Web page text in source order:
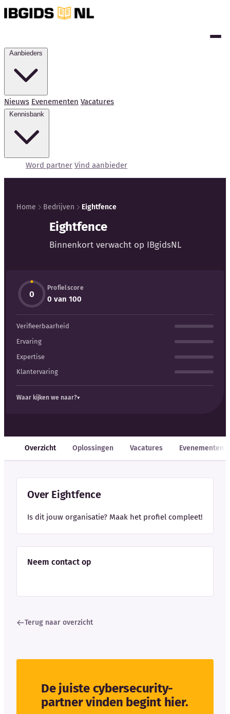
Nieuws Evenementen Vacatures
Word partner Vind aanbieder
Externe bronnen
Woordenboek
Auteurs
Home Bedrijven Eightfence
Eightfence
Binnenkort verwacht op IBgidsNL
0
Profielscore
0 van 100
Verifieerbaarheid
Ervaring
Expertise
Klantervaring
Waar kijken we naar?
Overzicht Oplossingen Vacatures Evenementen
Over Eightfence
Is dit jouw organisatie? Maak het profiel compleet!
Neem contact op
Terug naar overzicht
De juiste cybersecurity-
partner vinden begint hier.